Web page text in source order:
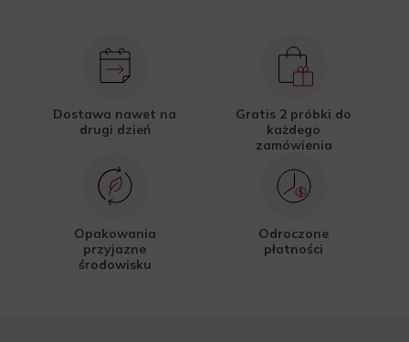
Dostawa nawet na
drugi dzień
Gratis 2 próbki do
każdego
zamówienia
Opakowania
przyjazne
środowisku
Odroczone
płatności